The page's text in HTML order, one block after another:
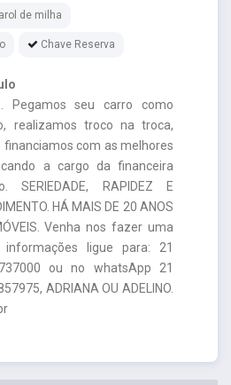
de milha
Chave Reserva
Pegamos seu carro como
realizamos troco na troca,
com as melhores
a cargo da financeira
SERIEDADE, RAPIDEZ E
HÁ MAIS DE 20 ANOS
Venha nos fazer uma
ligue para: 21
ou no whatsApp 21
ADRIANA OU ADELINO.